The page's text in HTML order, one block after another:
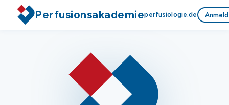
Perfusionsakademieperfusiologie.de